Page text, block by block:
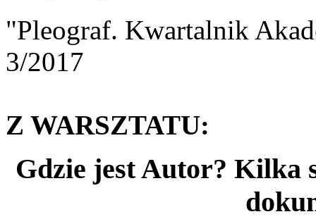
"Pleograf. Kwartalnik
3/2017
Z WARSZTATU:
Gdzie jest Autor? Kilka